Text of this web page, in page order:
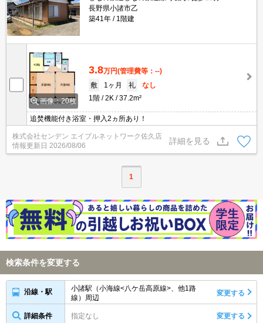
長野県小諸市乙
築41年
1階建
画像：20枚
3.8万円(管理費等：--)
敷
1ヶ月 礼
なし
1階
2K 37.2m²
追焚機能付き浴室・押入2ヵ所あり！
株式会社センデン エイブルネットワーク佐久店
情報更新日 2026/08/06
詳細を見る
1
検索条件を変更する
沿線・駅
小諸駅（小海線<八ケ岳高原線>、他1路
線）周辺
変更する
詳細条件 指定なし 変更する